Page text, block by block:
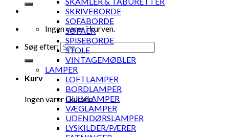
Ingen varer i kurven.
Søg efter:
Kurv
Ingen varer i kurven.
SKRIVEBORDE
SOFABORDE
SOFAER
SPISEBORDE
STOLE
VINTAGEMØBLER
LAMPER
LOFTLAMPER
BORDLAMPER
GULVLAMPER
VÆGLAMPER
UDENDØRSLAMPER
LYSKILDER/PÆRER